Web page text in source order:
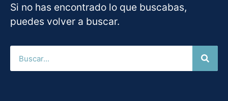
Si no has encontrado lo que buscabas,
puedes volver a buscar.